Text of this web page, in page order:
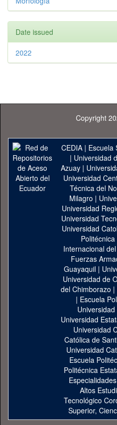
Date issued
2022
Copyright
CEDIA| Escuela
| Universidad
Azuay|
Universidad
Técnica del
Milagro |
Universidad
Universidad
Universidad
Internacional
Fuerzas
Guayaquil|
Universidad de
del Chimborazo |
| Escuela
Universidad
Universidad
Católica de
Universidad
Escuela
Politécnica
Altos
Tecnológico
Superior,